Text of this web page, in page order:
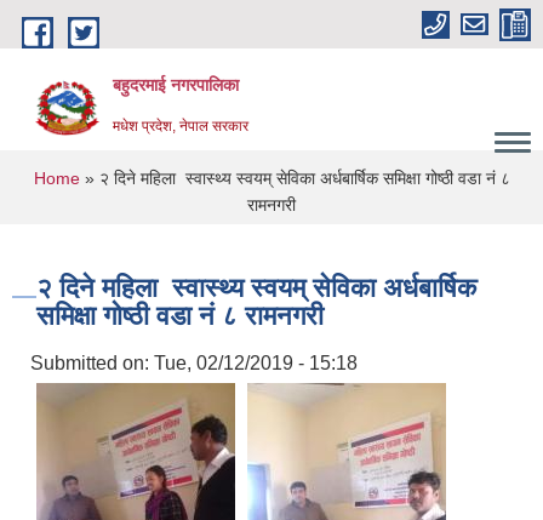
Skip to main content
बहुदरमाई नगरपालिका
मधेश प्रदेश, नेपाल सरकार
You are here
Home» २ दिने महिला स्वास्थ्य स्वयम् सेविका अर्धबार्षिक समिक्षा गोष्ठी वडा नं ८
रामनगरी
२ दिने महिला स्वास्थ्य स्वयम् सेविका अर्धबार्षिक
समिक्षा गोष्ठी वडा नं ८ रामनगरी
Submitted on: Tue, 02/12/2019 - 15:18